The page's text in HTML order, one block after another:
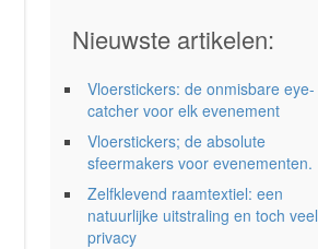
Nieuwste artikelen:
Vloerstickers: de onmisbare eye-
catcher voor elk evenement
Vloerstickers; de absolute
sfeermakers voor evenementen.
Zelfklevend raamtextiel: een
natuurlijke uitstraling en toch veel
privacy